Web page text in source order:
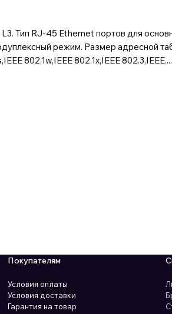
Тип RJ-45 Ethernet портов для
режим. Размер адресной
802.1w,IEEE 802.1x,IEEE
Покупателям
Условия оплаты
Условия доставки
Гарантия на товар